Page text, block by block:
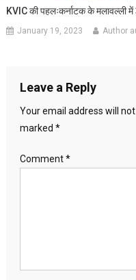
KVIC की पहलःकर्नाटक के मलावल्ली
January 19, 2023 Author
Leave a Reply
Your email address will not
marked *
Comment*